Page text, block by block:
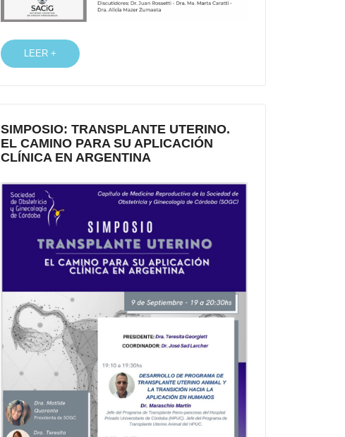
LEER +
SIMPOSIO: TRANSPLANTE UTERINO.
EL CAMINO PARA SU APLICACIÓN
CLÍNICA EN ARGENTINA